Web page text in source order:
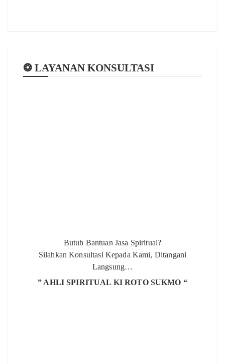
❂ LAYANAN KONSULTASI
Butuh Bantuan Jasa Spiritual?
Silahkan Konsultasi Kepada Kami, Ditangani
Langsung…
” AHLI SPIRITUAL KI ROTO SUKMO “